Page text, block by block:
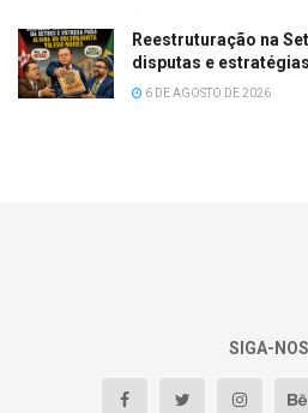
Reestruturação na
disputas e
6 DE AGOSTO DE 2026
SIGA-NOS